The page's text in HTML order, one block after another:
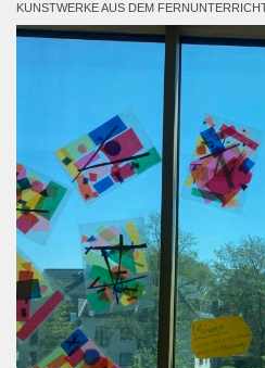
KUNSTWERKE AUS DEM